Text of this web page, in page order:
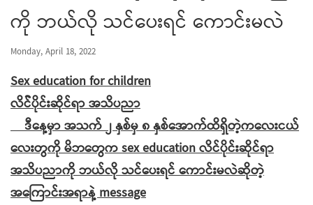
ကို ဘယ်လို သင်ပေးရင် ကောင်းမလဲ
Monday, April 18, 2022
Sex education for children
လိင််ပိုင်းဆိုင်ရာ အသိပညာ
ဒီနေ့မှာ အသက် ၂ နှစ်မှ ၈ နှစ်အောက်ထိရှိတဲ့ကလေးငယ်
လေးတွကို မိဘတွေက sex education လိင်ပိုင်းဆိုင်ရာ
အသိပညာကို ဘယ်လို သင်ပေးရင် ကောင်းမလဲဆိုတဲ့
အကြောင်းအရာနဲ့ message